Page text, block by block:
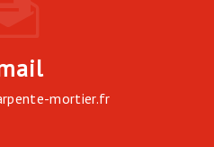
mortier.fr